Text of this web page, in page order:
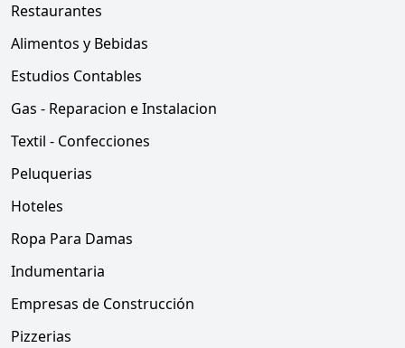
Restaurantes
Alimentos y Bebidas
Estudios Contables
Gas - Reparacion e Instalacion
Textil - Confecciones
Peluquerias
Hoteles
Ropa Para Damas
Indumentaria
Empresas de Construcción
Pizzerias